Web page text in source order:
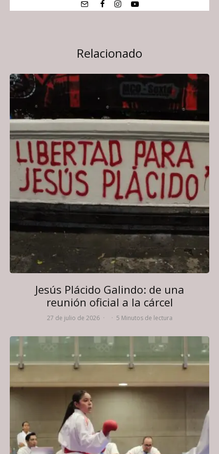
Relacionado
Jesús Plácido Galindo: de una
reunión oficial a la cárcel
27 de julio de 2026 · · 5 Minutos de lectura